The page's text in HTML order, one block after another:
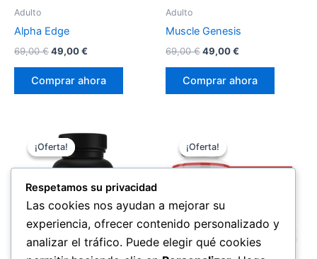
Adulto
Alpha Edge
69,00€El
original
era:
49,00€
es:
Comprar ahora
Adulto
Muscle Genesis
69,00€El
original
era:
49,00€
es:
Comprar ahora
¡Oferta!
¡Oferta! ¡Oferta!
¡Oferta!
Respetamos su privacidad
Las cookies nos ayudan a mejorar su
experiencia, ofrecer contenido personalizado y
analizar el tráfico. Puede elegir qué cookies